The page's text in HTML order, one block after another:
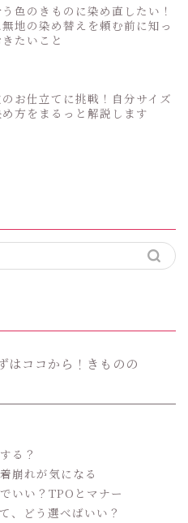
色のきものに染め直したい！
無地の染め替えを頼む前に知っ
たいこと
お仕立てに挑戦！自分サイズ
方をまるっと解説します
はココから！きものの
る？
崩れが気になる
いい？TPOとマナー
、どう選べばいい？